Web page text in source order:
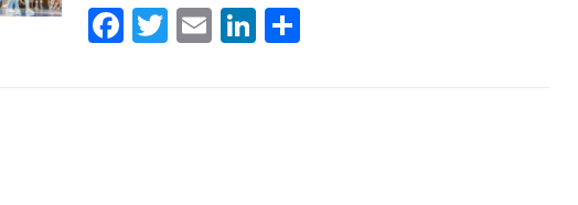
F T E Li